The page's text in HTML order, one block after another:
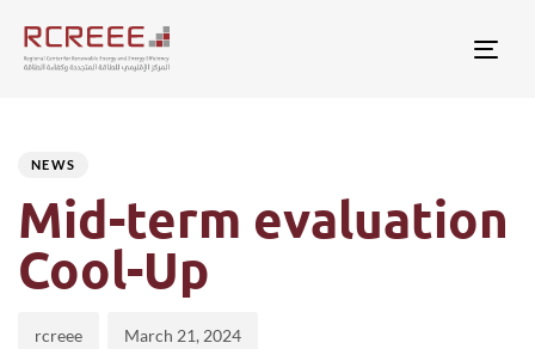
NEWS
Mid-term evaluation
Cool-Up
rcreee March 21, 2024